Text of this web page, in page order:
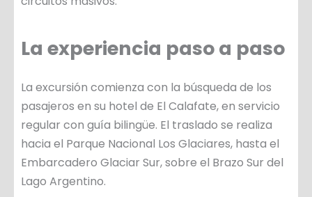
La experiencia paso a paso
La excursión comienza con la búsqueda de los
pasajeros en su hotel de El Calafate, en servicio
regular con guía bilingüe. El traslado se realiza
hacia el Parque Nacional Los Glaciares, hasta el
Embarcadero Glaciar Sur, sobre el Brazo Sur del
Lago Argentino.